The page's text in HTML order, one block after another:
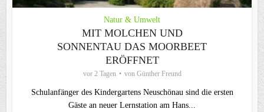
Natur & Umwelt
MIT MOLCHEN UND
SONNENTAU DAS MOORBEET
ERÖFFNET
vor 2 Tagen von Günther Freund
Schulanfänger des Kindergartens Neuschönau sind die ersten
Gäste an neuer Lernstation am Hans...